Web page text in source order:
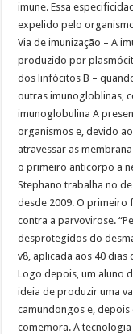
imune. Essa
expelido pelo
Via de imunização – A
produzido por
dos linfócitos B –
outras imunogloblinas,
imunoglobulina A
organismos e, devido
atravessar as
o primeiro anticorpo a
Stephano trabalha no
desde 2009. O primeiro
contra a parvovirose.
desprotegidos do
v8, aplicada aos 40 dias
Logo depois, um aluno
ideia de produzir uma
camundongos e, depois
comemora. A